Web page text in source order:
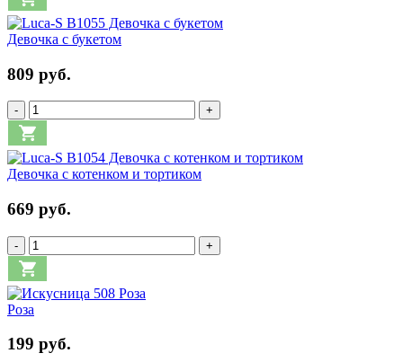
Девочка с букетом
809 руб.
- +
Девочка с котенком и тортиком
669 руб.
- +
Роза
199 руб.